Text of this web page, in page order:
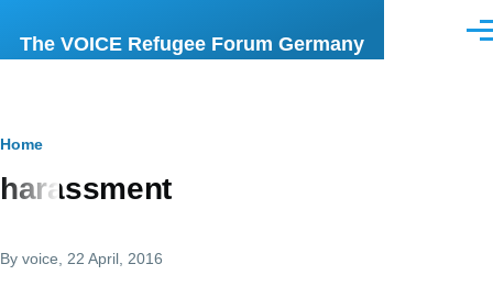
The VOICE Refugee Forum Germany
Breadcrumb
Home
harassment
By voice , 22 April, 2016